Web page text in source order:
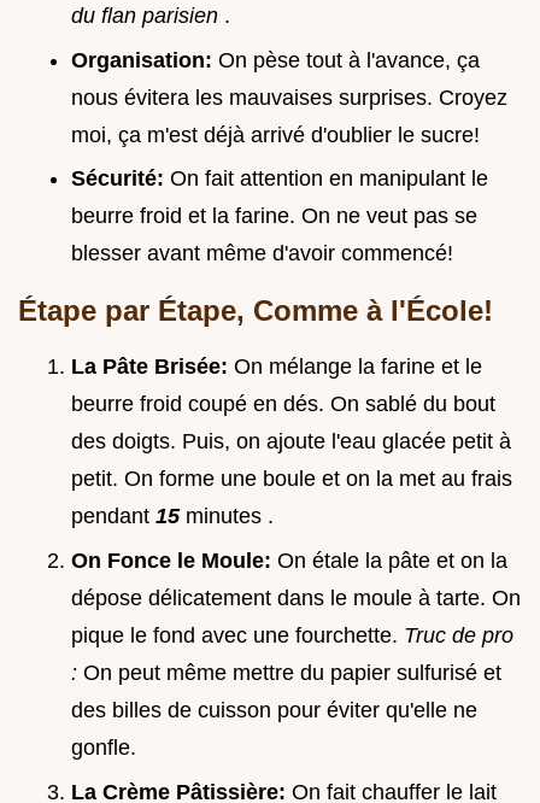
du flan parisien .
Organisation: On pèse tout à l'avance, ça
nous évitera les mauvaises surprises. Croyez
moi, ça m'est déjà arrivé d'oublier le sucre!
Sécurité: On fait attention en manipulant le
beurre froid et la farine. On ne veut pas se
blesser avant même d'avoir commencé!
Étape par Étape, Comme à l'École!
La Pâte Brisée: On mélange la farine et le
beurre froid coupé en dés. On sablé du bout
des doigts. Puis, on ajoute l'eau glacée petit à
petit. On forme une boule et on la met au frais
pendant 15 minutes .
On Fonce le Moule: On étale la pâte et on la
dépose délicatement dans le moule à tarte. On
pique le fond avec une fourchette. Truc de pro
: On peut même mettre du papier sulfurisé et
des billes de cuisson pour éviter qu'elle ne
gonfle.
La Crème Pâtissière: On fait chauffer le lait